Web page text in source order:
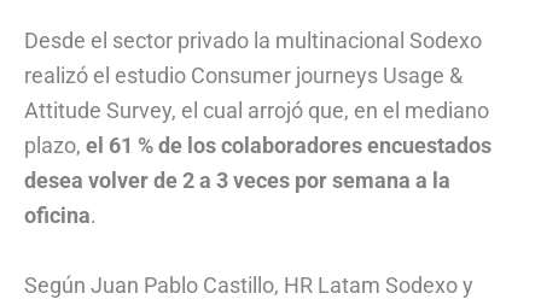
Desde el sector privado la multinacional Sodexo
realizó el estudio Consumer journeys Usage &
Attitude Survey, el cual arrojó que, en el mediano
plazo, el 61 % de los colaboradores encuestados
desea volver de 2 a 3 veces por semana a la
oficina.
Según Juan Pablo Castillo, HR Latam Sodexo y